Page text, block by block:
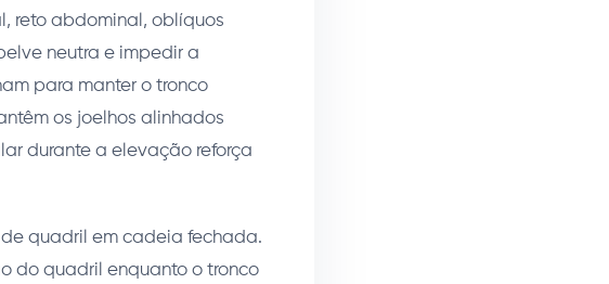
reto abdominal, oblíquos
neutra e impedir a
para manter o tronco
os joelhos alinhados
durante a elevação reforça
quadril em cadeia fechada.
do quadril enquanto o tronco